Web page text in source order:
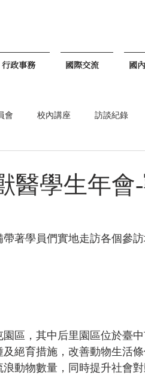
行政事務 國際交流 國
會 校內講座 訪談紀錄
醫學生年
著學員們實地走訪各個參
區，其中后里園區位於臺
及絕育措施，改善動物生活
動物數量，同時提升社會